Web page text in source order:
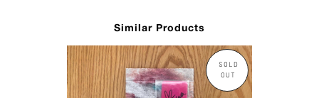
Similar Products
SOLD
OUT